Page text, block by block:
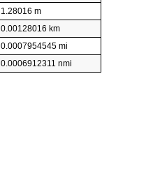
1.28016 m
0.00128016 km
0.0007954545 mi
0.0006912311 nmi